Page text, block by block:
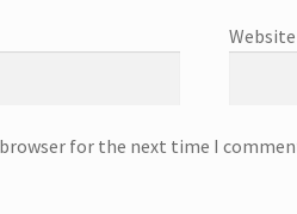
Website
for the next time I